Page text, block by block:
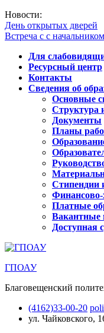
Новости:
День открытых дверей
Встреча с с
Для
Ресурсный центр
Контакты
Сведения об
Основные
Структура
Документы
Планы
Стипендии
Финансово-
Платные
Вакантные
Доступная
ГПОАУ
Благовещенский
(4162)33-00-20
ул. Чайковского,